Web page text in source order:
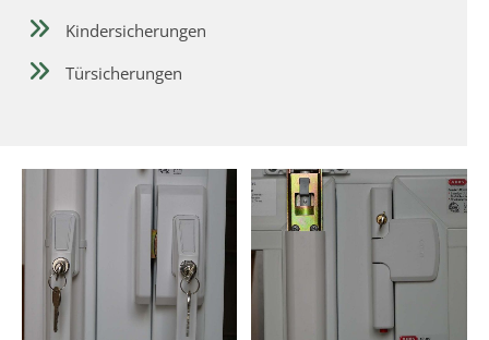
Kindersicherungen
Türsicherungen